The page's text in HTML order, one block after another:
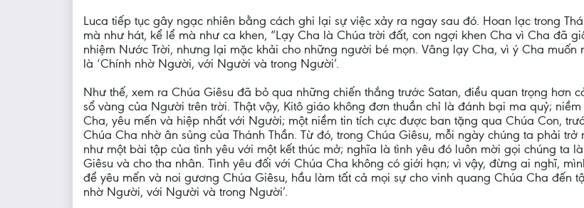
Luca tiếp tục gây ngạc nhiên bằng cách ghi lại sự việc xảy ra ngay sau đó. Hoan lạc trong
mà như hát, kể lể mà như ca khen, “Lạy Cha là Chúa trời đất, con ngợi khen Cha vì Cha đã
nhiệm Nước Trời, nhưng lại mặc khải cho những người bé mọn. Vâng lạy Cha, vì ý Cha
là ‘Chính nhờ Người, với Người và trong Người’.
Như thế, xem ra Chúa Giêsu đã bỏ qua những chiến thắng trước Satan, điều quan trọng
sổ vàng của Người trên trời. Thật vậy, Kitô giáo không đơn thuần chỉ là đánh bại ma quỷ;
Cha, yêu mến và hiệp nhất với Người; một niềm tin tích cực được ban tặng qua Chúa Con,
Chúa Cha nhờ ân sủng của Thánh Thần. Từ đó, trong Chúa Giêsu, mỗi ngày chúng ta phải
như một bài tập của tình yêu với một kết thúc mở; nghĩa là tình yêu đó luôn mời gọi chúng ta
Giêsu và cho tha nhân. Tình yêu đối với Chúa Cha không có giới hạn; vì vậy, đừng ai nghĩ,
để yêu mến và noi gương Chúa Giêsu, hầu làm tất cả mọi sự cho vinh quang Chúa Cha đến
nhờ Người, với Người và trong Người’.